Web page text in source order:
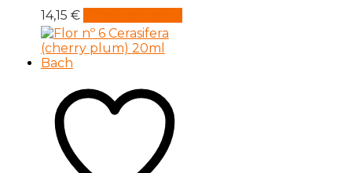
14,15 €